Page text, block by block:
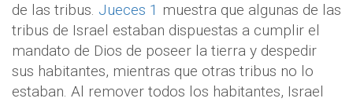
de las tribus. Jueces 1 muestra que algunas de las
tribus de Israel estaban dispuestas a cumplir el
mandato de Dios de poseer la tierra y despedir
sus habitantes, mientras que otras tribus no lo
estaban. Al remover todos los habitantes, Israel